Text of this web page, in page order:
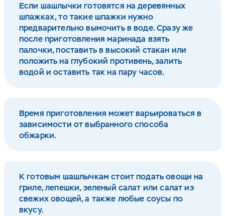
Если шашлычки готовятся на деревянных
шпажках, то такие шпажки нужно
предварительно вымочить в воде. Сразу же
после приготовления маринада взять
палочки, поставить в высокий стакан или
положить на глубокий противень, залить
водой и оставить так на пару часов.
Время приготовления может варьироваться в
зависимости от выбранного способа
обжарки.
К готовым шашлычкам стоит подать овощи на
гриле, лепешки, зеленый салат или салат из
свежих овощей, а также любые соусы по
вкусу.